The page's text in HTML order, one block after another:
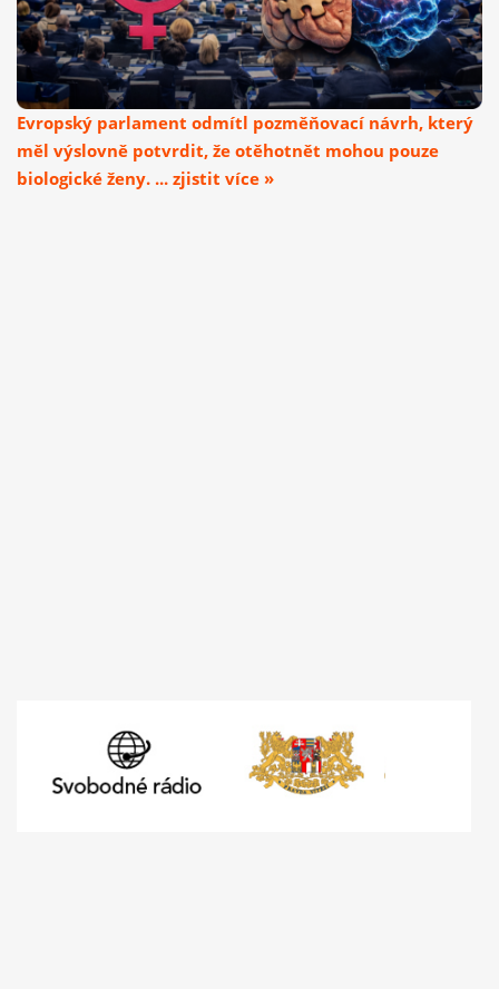
Evropský parlament odmítl pozměňovací návrh, který
měl výslovně potvrdit, že otěhotnět mohou pouze
biologické ženy. ... zjistit více »